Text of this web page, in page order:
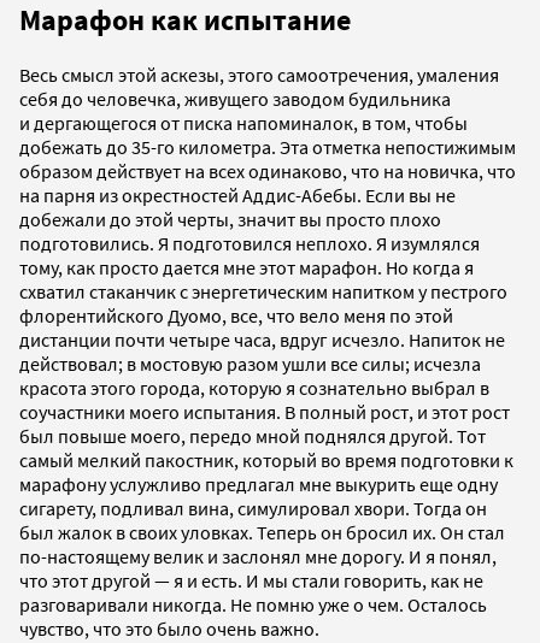
Марафон как испытание
Весь смысл этой аскезы, этого самоотречения, умаления
себя до человечка, живущего заводом будильника
и дергающегося от писка напоминалок, в том, чтобы
добежать до 35-го километра. Эта отметка непостижимым
образом действует на всех одинаково, что на новичка, что
на парня из окрестностей Аддис-Абебы. Если вы не
добежали до этой черты, значит вы просто плохо
подготовились. Я подготовился неплохо. Я изумлялся
тому, как просто дается мне этот марафон. Но когда я
схватил стаканчик с энергетическим напитком у пестрого
флорентийского Дуомо, все, что вело меня по этой
дистанции почти четыре часа, вдруг исчезло. Напиток не
действовал; в мостовую разом ушли все силы; исчезла
красота этого города, которую я сознательно выбрал в
соучастники моего испытания. В полный рост, и этот рост
был повыше моего, передо мной поднялся другой. Тот
самый мелкий пакостник, который во время подготовки к
марафону услужливо предлагал мне выкурить еще одну
сигарету, подливал вина, симулировал хвори. Тогда он
был жалок в своих уловках. Теперь он бросил их. Он стал
по-настоящему велик и заслонял мне дорогу. И я понял,
что этот другой — я и есть. И мы стали говорить, как не
разговаривали никогда. Не помню уже о чем. Осталось
чувство, что это было очень важно.